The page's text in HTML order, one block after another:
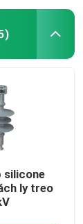
silicone
ly treo